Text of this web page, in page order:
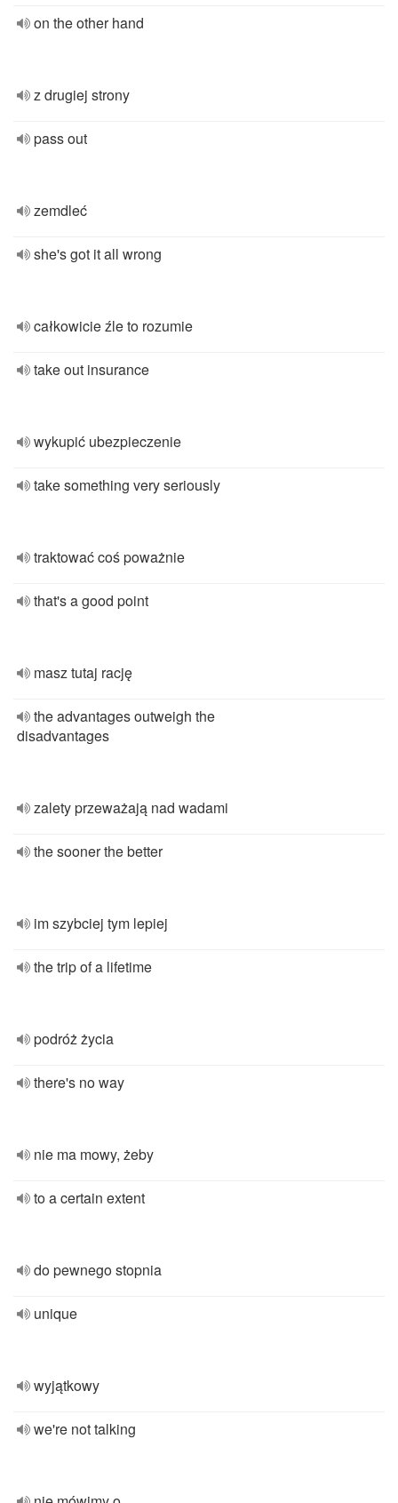
on the other hand
z drugiej strony
pass out
zemdleć
she's got it all wrong
całkowicie źle to rozumie
take out insurance
wykupić ubezpieczenie
take something very seriously
traktować coś poważnie
that's a good point
masz tutaj rację
the advantages outweigh the
disadvantages
zalety przeważają nad wadami
the sooner the better
im szybciej tym lepiej
the trip of a lifetime
podróż życia
there's no way
nie ma mowy, żeby
to a certain extent
do pewnego stopnia
unique
wyjątkowy
we're not talking